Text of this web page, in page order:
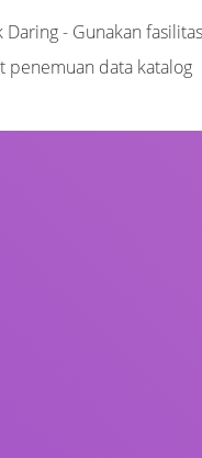
Daring - Gunakan
data katalog